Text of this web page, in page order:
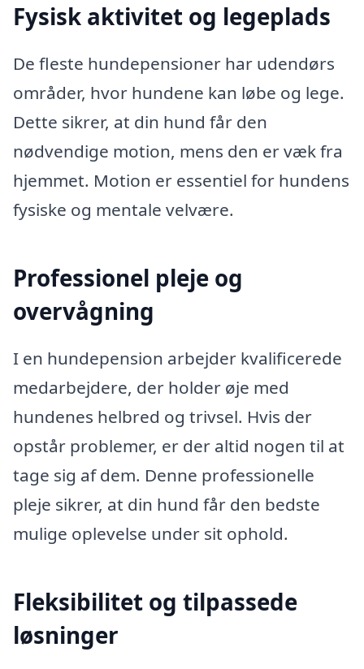
Fysisk aktivitet og legeplads
De fleste hundepensioner har udendørs
områder, hvor hundene kan løbe og lege.
Dette sikrer, at din hund får den
nødvendige motion, mens den er væk fra
hjemmet. Motion er essentiel for hundens
fysiske og mentale velvære.
Professionel pleje og
overvågning
I en hundepension arbejder kvalificerede
medarbejdere, der holder øje med
hundenes helbred og trivsel. Hvis der
opstår problemer, er der altid nogen til at
tage sig af dem. Denne professionelle
pleje sikrer, at din hund får den bedste
mulige oplevelse under sit ophold.
Fleksibilitet og tilpassede
løsninger